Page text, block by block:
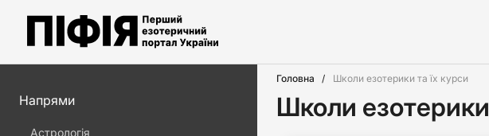
Головна Школи езотерики та їх курси
Школи езотерики
Напрями
Астрологія